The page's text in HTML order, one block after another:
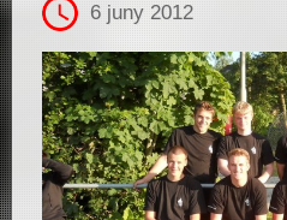
6 juny 2012